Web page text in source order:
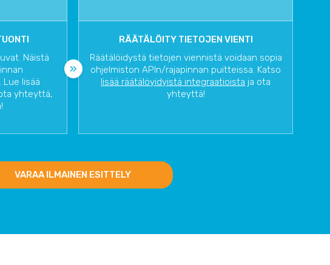
Näistä
Lue lisää
yhteyttä,
RÄÄTÄLÖITY TIETOJEN VIENTI
Räätälöidystä tietojen viennistä voidaan sopia
ohjelmiston APIn/rajapinnan puitteissa. Katso
lisää räätälöyidyistä integraatioista ja ota
yhteyttä!
VARAA ILMAINEN ESITTELY